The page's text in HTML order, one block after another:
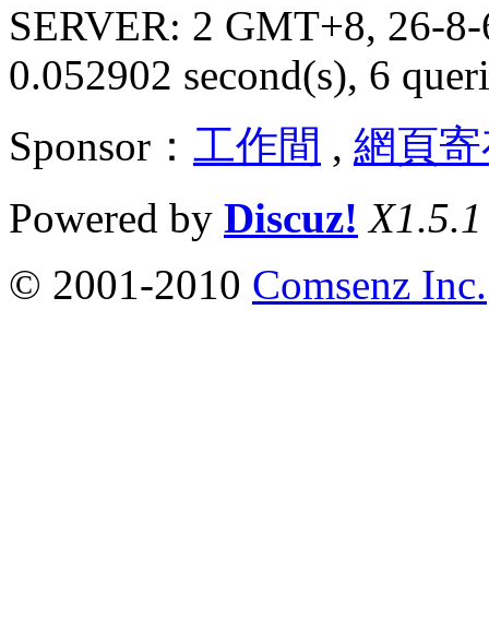
SERVER: 2 GMT+8, 26-
0.052902 second(s), 6
Sponsor： 工作間 , 網頁
Powered by Discuz! X1.5.1
© 2001-2010 Comsenz Inc.